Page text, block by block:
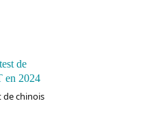
de chinois